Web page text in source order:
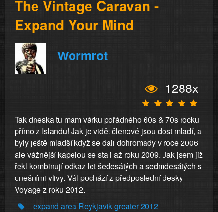
The Vintage Caravan -
Expand Your Mind
Wormrot
1288x
Tak dneska tu mám várku pořádného 60s & 70s rocku
přímo z Islandu! Jak je vidět členové jsou dost mladí, a
byly ještě mladší když se dali dohromady v roce 2006
ale vážnější kapelou se stali až roku 2009. Jak jsem již
řekl kombinují odkaz let šedesátých a sedmdesátých s
dnešními vlivy. Vál pochází z předposlední desky
Voyage z roku 2012.
expand area Reykjavikgreater2012